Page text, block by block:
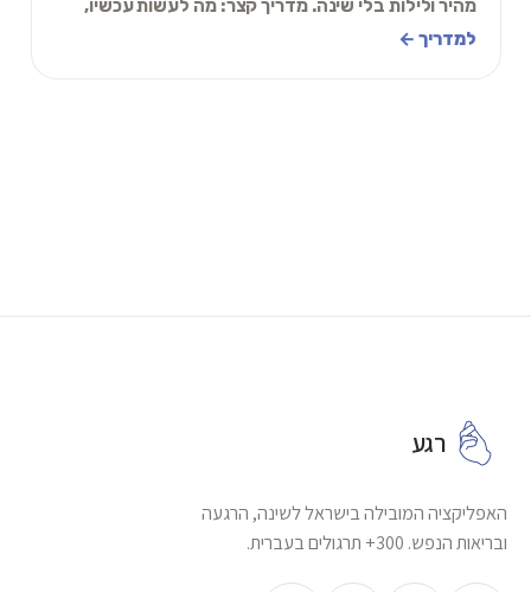
מהיר ולילות בלי שינה. מדריך קצר: מה לעשות עכשיו,
תרגיל 2 דקות, ומה יעזור לכם לעבור את התקו
למדריך ←
רגע
האפליקציה המובילה בישראל לשינה, הרגעה
ובריאות הנפש. 300+ תרגולים בעברית.